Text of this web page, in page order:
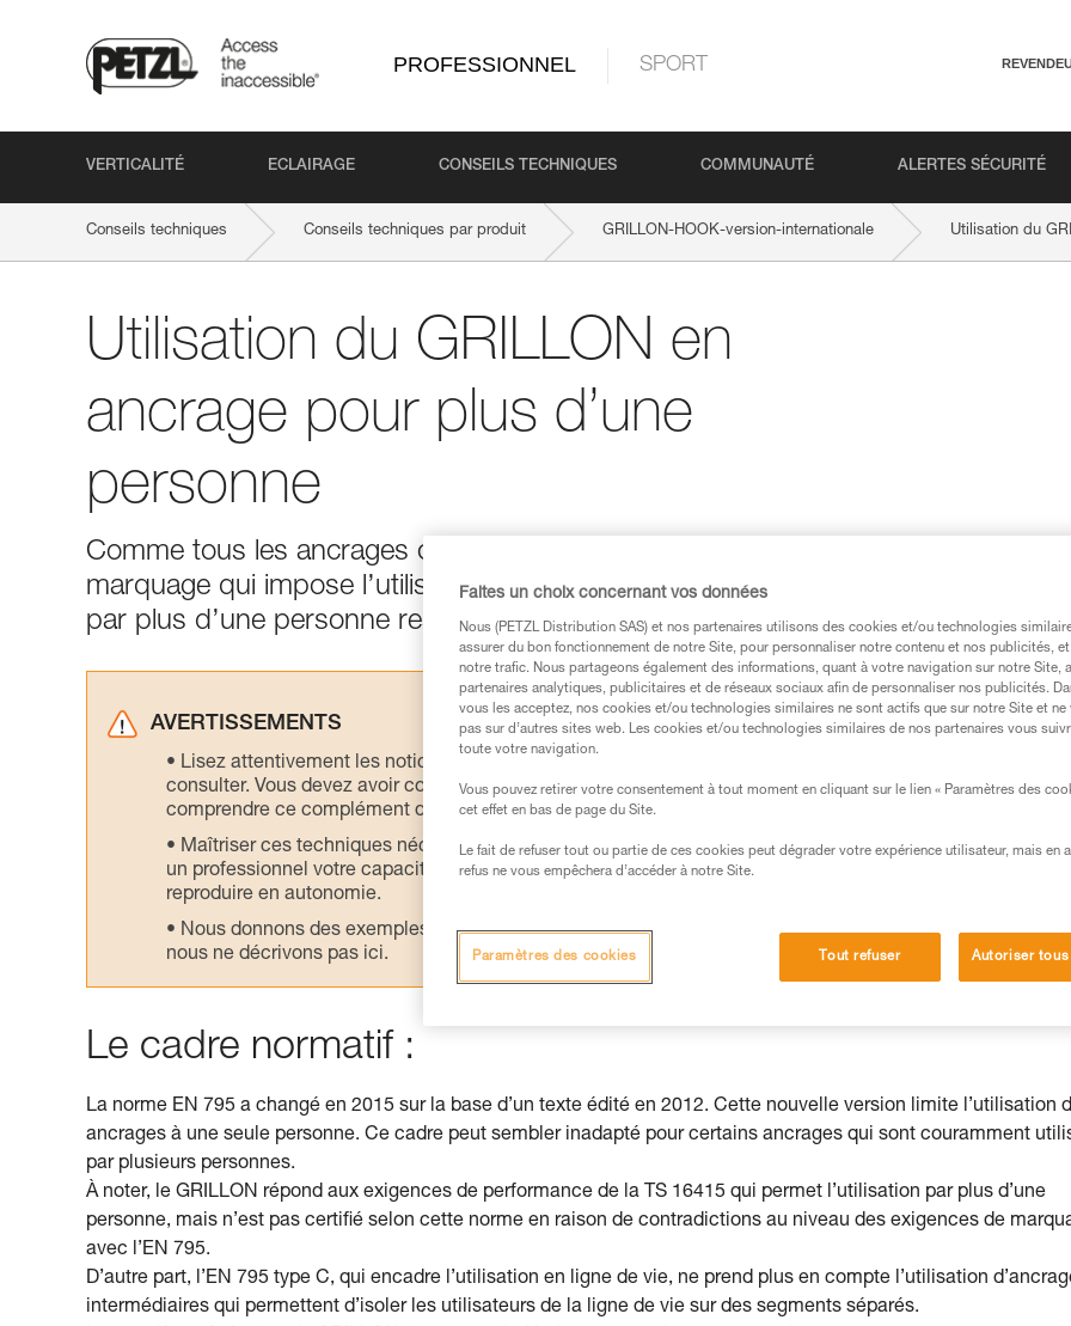
PROFESSIONNEL SPORT
VERTICALITÉ ECLAIRAGE CONSEILS TECHNIQUES COMMUNAUTÉ ALERTES SÉCURITÉ
Conseils techniques Conseils techniques par produit GRILLON-HOOK-version-internationale Utilisation du
Utilisation du GRILLON en
ancrage pour plus d’une
personne
Comme tous les ancrages certifiés EN 795 après 2015, le GRILLON porte un
marquage qui impose l’utilisation par une seule personne. Sur le terrain,
par plus d’une personne reste possible.
AVERTISSEMENTS
Lisez attentivement les notices techniques des produits utilisés dans ce conseil avant de le
consulter. Vous devez avoir compris les informations de la notice technique pour pouvoir
comprendre ce complément d’informations.
Maîtriser ces techniques nécessite une formation et un entraînement spécifique. Validez avec
un professionnel votre capacité à refaire la manipulation, seul, en toute sécurité, avant de la
reproduire en autonomie.
Nous donnons des exemples de techniques liées à votre activité. Il peut en exister d’autres que
nous ne décrivons pas ici.
Le cadre normatif :
La norme EN 795 a changé en 2015 sur la base d’un texte édité en 2012. Cette nouvelle version limite l’utilisation
ancrages à une seule personne. Ce cadre peut sembler inadapté pour certains ancrages qui sont couramment
par plusieurs personnes.
À noter, le GRILLON répond aux exigences de performance de la TS 16415 qui permet l’utilisation par plus d’une
personne, mais n’est pas certifié selon cette norme en raison de contradictions au niveau des exigences de
avec l’EN 795.
D’autre part, l’EN 795 type C, qui encadre l’utilisation en ligne de vie, ne prend plus en compte l’utilisation
intermédiaires qui permettent d’isoler les utilisateurs de la ligne de vie sur des segments séparés.
Faites un choix concernant vos données
Nous (PETZL Distribution SAS) et nos partenaires utilisons des cookies et/ou technologies
assurer du bon fonctionnement de notre Site, pour personnaliser notre contenu et nos publicités,
notre trafic. Nous partageons également des informations, quant à votre navigation sur notre Site,
partenaires analytiques, publicitaires et de réseaux sociaux afin de personnaliser nos publicités.
vous les acceptez, nos cookies et/ou technologies similaires ne sont actifs que sur notre Site et ne
pas sur d’autres sites web. Les cookies et/ou technologies similaires de nos partenaires vous
toute votre navigation.
Vous pouvez retirer votre consentement à tout moment en cliquant sur le lien « Paramètres des
cet effet en bas de page du Site.
Le fait de refuser tout ou partie de ces cookies peut dégrader votre expérience utilisateur, mais en
refus ne vous empêchera d’accéder à notre Site.
Tout refuser Autoriser
Paramètres des cookies